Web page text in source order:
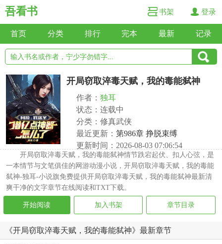
吾看书 书架 登录
首页 分类 排行 完本 最新 记录
开局窃取淬毒天赋，我的毒能弑神
作者： 独耳
状态：连载中
分类：修真武侠
最近更新： 第986章 挣脱束缚
更新时间：2026-08-03 07:06:54
开局窃取淬毒天赋，我的毒能弑神情节跌宕起伏、扣人心弦，是
一本情节与文笔俱佳的网游动漫小说，开局窃取淬毒天赋，我的毒能
弑神-独耳-小说旗免费提供开局窃取淬毒天赋，我的毒能弑神最新清
爽干净的文字章节在线阅读和TXT下载。
开始阅读 加入书架 章节目录
《开局窃取淬毒天赋，我的毒能弑神》最新章节